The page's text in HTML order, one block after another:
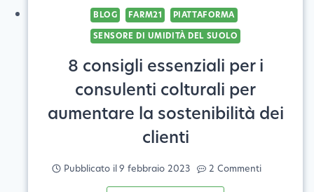
BLOG FARM21
PIATTAFORMA
SENSORE DI UMIDITÀ DEL SUOLO
8 consigli essenziali per i
consulenti colturali per
aumentare la sostenibilità dei
clienti
Pubblicato il9 febbraio 2023 2 Commenti